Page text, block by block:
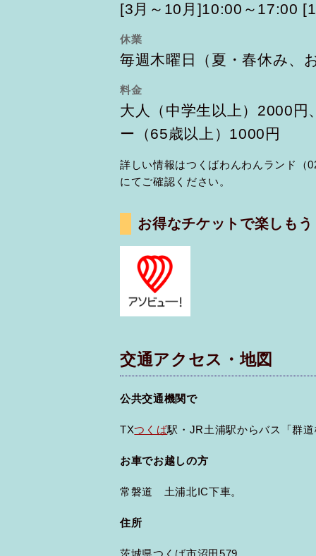
[3月～10月]10:00～17:00
休業
毎週木曜日（夏・春休み、
料金
大人（中学生以上）2000
ー（65歳以上）1000円
詳しい情報はつくばわんわんランド（
にてご確認ください。
お得なチケットで楽しもう
交通アクセス・地図
公共交通機関で
TXつくば駅・JR土浦駅からバス「群
お車でお越しの方
常磐道 土浦北IC下車。
住所
茨城県つくば市沼田579